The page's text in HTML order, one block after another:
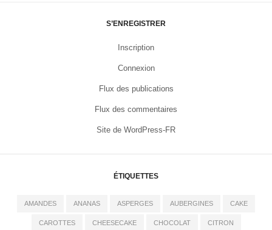
S’ENREGISTRER
Inscription
Connexion
Flux des publications
Flux des commentaires
Site de WordPress-FR
ÉTIQUETTES
AMANDES ANANAS ASPERGES AUBERGINES CAKE
CAROTTES CHEESECAKE CHOCOLAT CITRON